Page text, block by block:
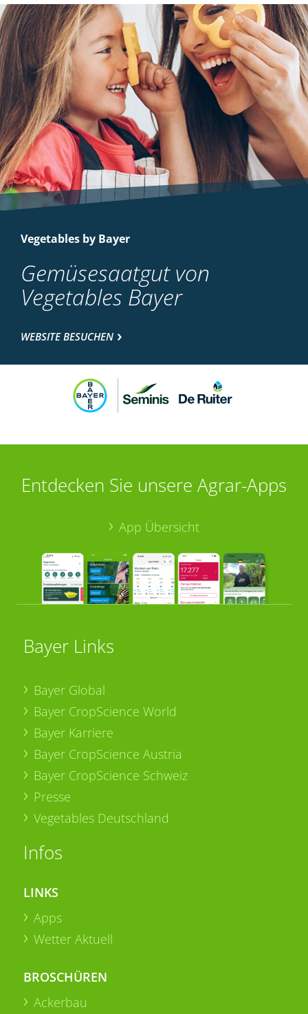
Vegetables by Bayer
Gemüsesaatgut von
Vegetables Bayer
WEBSITE BESUCHEN
Entdecken Sie unsere Agrar-Apps
App Übersicht
Bayer Links
Bayer Global
Bayer CropScience World
Bayer Karriere
Bayer CropScience Austria
Bayer CropScience Schweiz
Presse
Vegetables Deutschland
Infos
LINKS
Apps
Wetter Aktuell
BROSCHÜREN
Ackerbau